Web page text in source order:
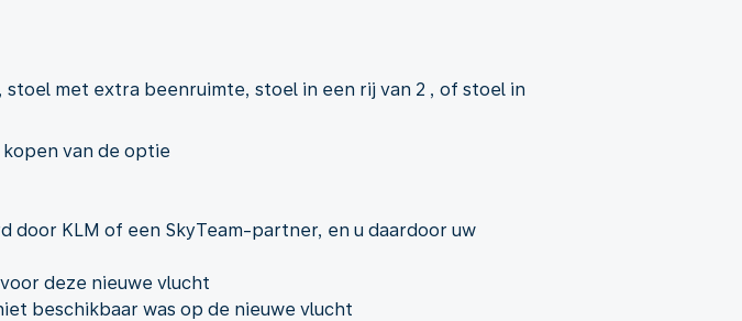
met extra beenruimte, stoel in een rij van 2 , of stoel in
van de optie
KLM of een SkyTeam-partner, en u daardoor uw
deze nieuwe vlucht
beschikbaar was op de nieuwe vlucht